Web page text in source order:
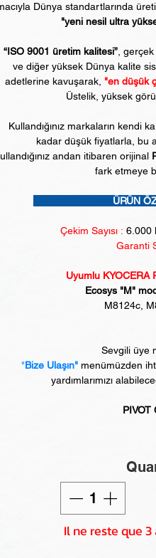
Dünya standartlarında
"yeni nesil ultra
“ISO 9001 üretim kalitesi”, gerçek
ve diğer yüksek Dünya kalite
adetlerine kavuşarak, "en düşük
Üstelik, yüksek
Kullandığınız markaların kendi
kadar düşük fiyatlarla, bu
andan itibaren orijinal
fark etmeye
ÜRÜN
Çekim Sayısı : 6 .000
Garanti
Uyumlu KYOCERA
Ecosys "M"
M8124c,
Sevgili üye
"Bize Ulaşın" menümüzden
yardımlarımızı
PIVOT
Il ne reste que